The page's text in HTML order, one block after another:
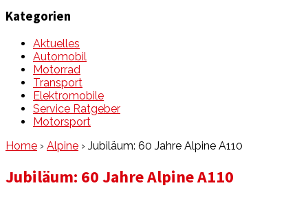
Kategorien
Aktuelles
Automobil
Motorrad
Transport
Elektromobile
Service Ratgeber
Motorsport
Home › Alpine › Jubiläum: 60 Jahre Alpine A110
Jubiläum: 60 Jahre Alpine A110